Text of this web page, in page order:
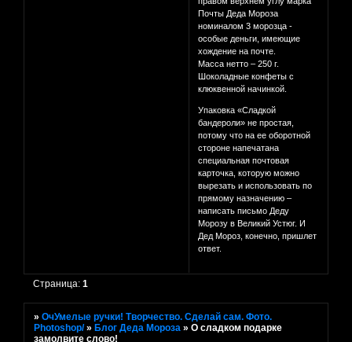
Почты Деда Мороза
номиналом 3 морозца -
особые деньги, имеющие
хождение на почте.
Масса нетто – 250 г.
Шоколадные конфеты с
клюквенной начинкой.
Упаковка «Сладкой
бандероли» не простая,
потому что на ее оборотной
стороне напечатана
специальная почтовая
карточка, которую можно
вырезать и использовать по
прямому назначению –
написать письмо Деду
Морозу в Великий Устюг. И
Дед Мороз, конечно, пришлет
ответ.
Страница:1
»ОчУмелые ручки! Творчество. Сделай сам. Фото.
Photoshop/ »Блог Деда Мороза »О сладком подарке
замолвите слово!